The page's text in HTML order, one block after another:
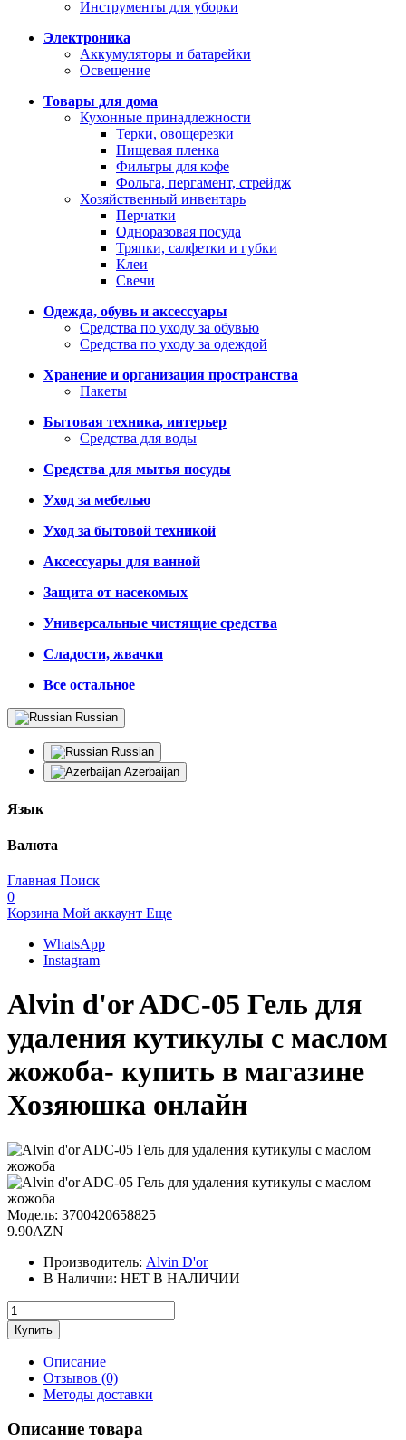
Инструменты для уборки
Электроника
Аккумуляторы и батарейки
Освещение
Товары для дома
Кухонные принадлежности
Терки, овощерезки
Пищевая пленка
Фильтры для кофе
Фольга, пергамент, стрейдж
Хозяйственный инвентарь
Перчатки
Одноразовая посуда
Тряпки, салфетки и губки
Клеи
Свечи
Одежда, обувь и аксессуары
Средства по уходу за обувью
Средства по уходу за одеждой
Хранение и организация пространства
Пакеты
Бытовая техника, интерьер
Средства для воды
Средства для мытья посуды
Уход за мебелью
Уход за бытовой техникой
Аксессуары для ванной
Защита от насекомых
Универсальные чистящие средства
Сладости, жвачки
Все остальное
Russian
Russian
Azerbaijan
Язык
Валюта
Главная Поиск
0
Корзина Мой аккаунт Еще
WhatsApp
Instagram
Alvin d'or ADC-05 Гель для
удаления кутикулы с маслом
жожоба- купить в магазине
Хозяюшка онлайн
Модель: 3700420658825
9.90AZN
Производитель: Alvin D'or
В Наличии: НЕТ В НАЛИЧИИ
Описание
Отзывов (0)
Методы доставки
Описание товара